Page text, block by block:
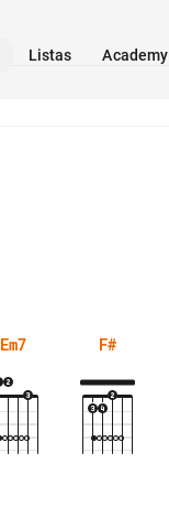
Listas Academy
Em7 F#